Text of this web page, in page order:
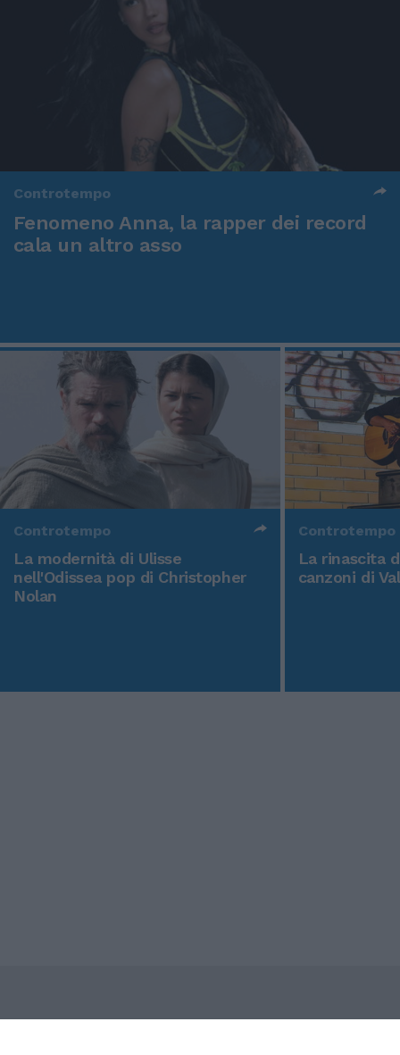
Controtempo
Fenomeno Anna, la rapper dei record
cala un altro asso
Controtempo
La modernità di Ulisse
nell'Odissea pop di Christopher
Nolan
Controtempo
La rinascita
canzoni di